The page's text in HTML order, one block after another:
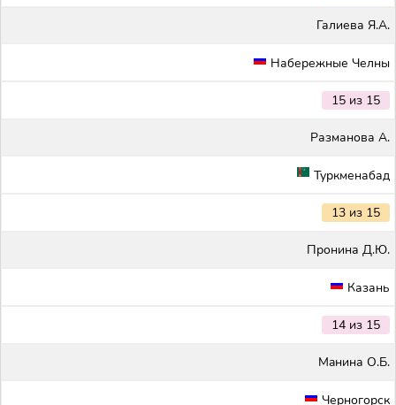
Галиева Я.А.
Набережные Челны
15 из 15
Разманова А.
Туркменабад
13 из 15
Пронина Д.Ю.
Казань
14 из 15
Maнина О.Б.
Черногорск